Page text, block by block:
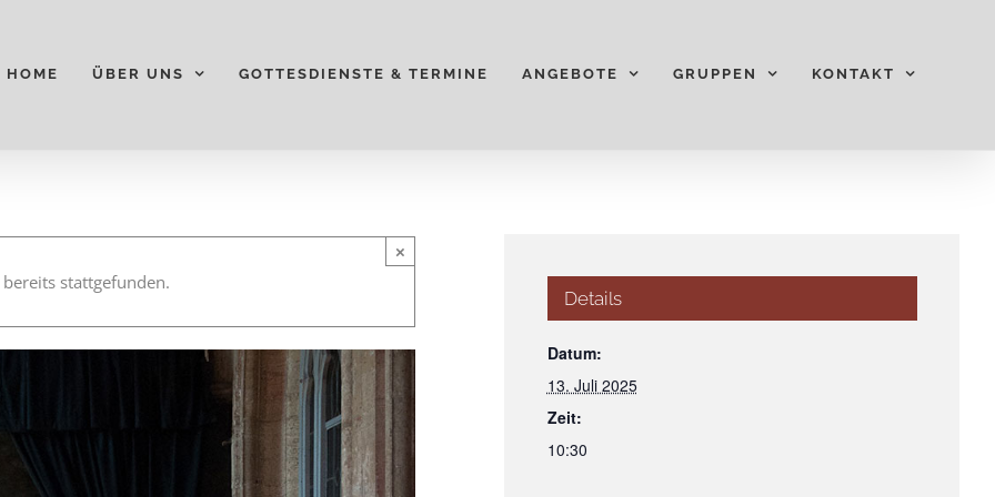
HOME ÜBER UNS GOTTESDIENSTE & TERMINE ANGEBOTE GRUPPEN KONTAKT
stattgefunden.
×
Details
Datum:
13. Juli 2025
Zeit:
10:30